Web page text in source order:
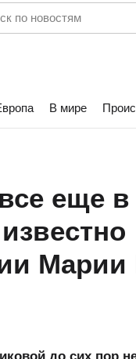
В мире
еще
Марии